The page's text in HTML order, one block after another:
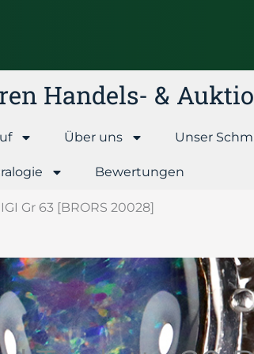
Handels- &
Über uns Unser
Bewertungen
Gr 63 [BRORS 20028]